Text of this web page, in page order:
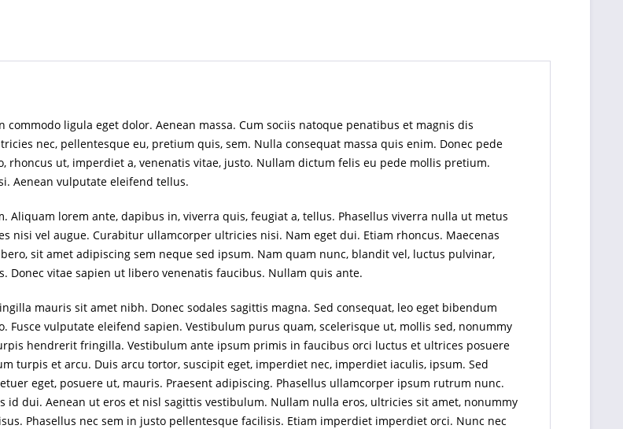
ligula eget dolor. Aenean massa. Cum sociis natoque penatibus et magnis dis
nec, pellentesque eu, pretium quis, sem. Nulla consequat massa quis enim. Donec pede
rhoncus ut, imperdiet a, venenatis vitae, justo. Nullam dictum felis eu pede mollis pretium.
Aenean vulputate eleifend tellus.
Aliquam lorem ante, dapibus in, viverra quis, feugiat a, tellus. Phasellus viverra nulla ut metus
nisi vel augue. Curabitur ullamcorper ultricies nisi. Nam eget dui. Etiam rhoncus. Maecenas
sit amet adipiscing sem neque sed ipsum. Nam quam nunc, blandit vel, luctus pulvinar,
vitae sapien ut libero venenatis faucibus. Nullam quis ante.
mauris sit amet nibh. Donec sodales sagittis magna. Sed consequat, leo eget bibendum
Fusce vulputate eleifend sapien. Vestibulum purus quam, scelerisque ut, mollis sed, nonummy
hendrerit fringilla. Vestibulum ante ipsum primis in faucibus orci luctus et ultrices posuere
turpis et arcu. Duis arcu tortor, suscipit eget, imperdiet nec, imperdiet iaculis, ipsum. Sed
eget, posuere ut, mauris. Praesent adipiscing. Phasellus ullamcorper ipsum rutrum nunc.
dui. Aenean ut eros et nisl sagittis vestibulum. Nullam nulla eros, ultricies sit amet, nonummy
Phasellus nec sem in justo pellentesque facilisis. Etiam imperdiet imperdiet orci. Nunc nec